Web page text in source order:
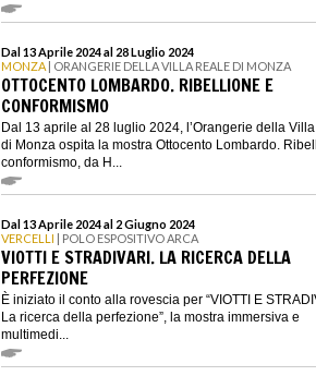
Dal 13 Aprile 2024 al 28 Luglio 2024
MONZA | ORANGERIE DELLA VILLA REALE DI MONZA
OTTOCENTO LOMBARDO. RIBELLIONE E
CONFORMISMO
Dal 13 aprile al 28 luglio 2024, l’Orangerie della
di Monza ospita la mostra Ottocento Lombardo.
conformismo, da H...
Dal 13 Aprile 2024 al 2 Giugno 2024
VERCELLI | POLO ESPOSITIVO ARCA
VIOTTI E STRADIVARI. LA RICERCA DELLA
PERFEZIONE
È iniziato il conto alla rovescia per “VIOTTI E
La ricerca della perfezione”, la mostra immersiva e
multimedi...